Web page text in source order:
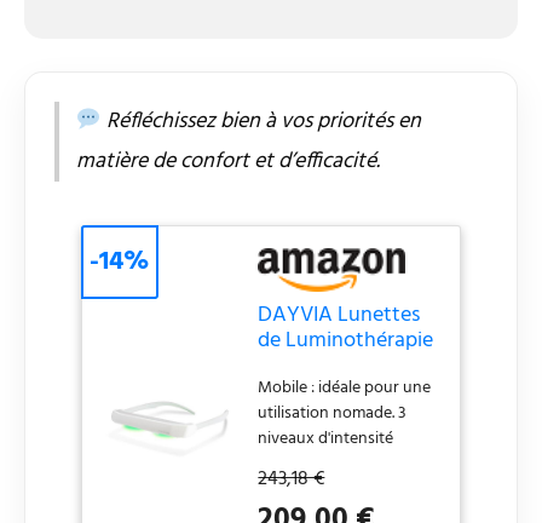
Réfléchissez bien à vos priorités en
matière de confort et d’efficacité.
DAYVIA Lunettes
de Luminothérapie
Simulation de la
Lumière du Jour, 3
Niveaux d'Intensité
Ajustables, Timer
Intégré, Blanc et
Mobile : idéale pour une
utilisation nomade. 3
niveaux d'intensité
Autonome : SUNACTIV
dispose d'une
243,18 €
-14%